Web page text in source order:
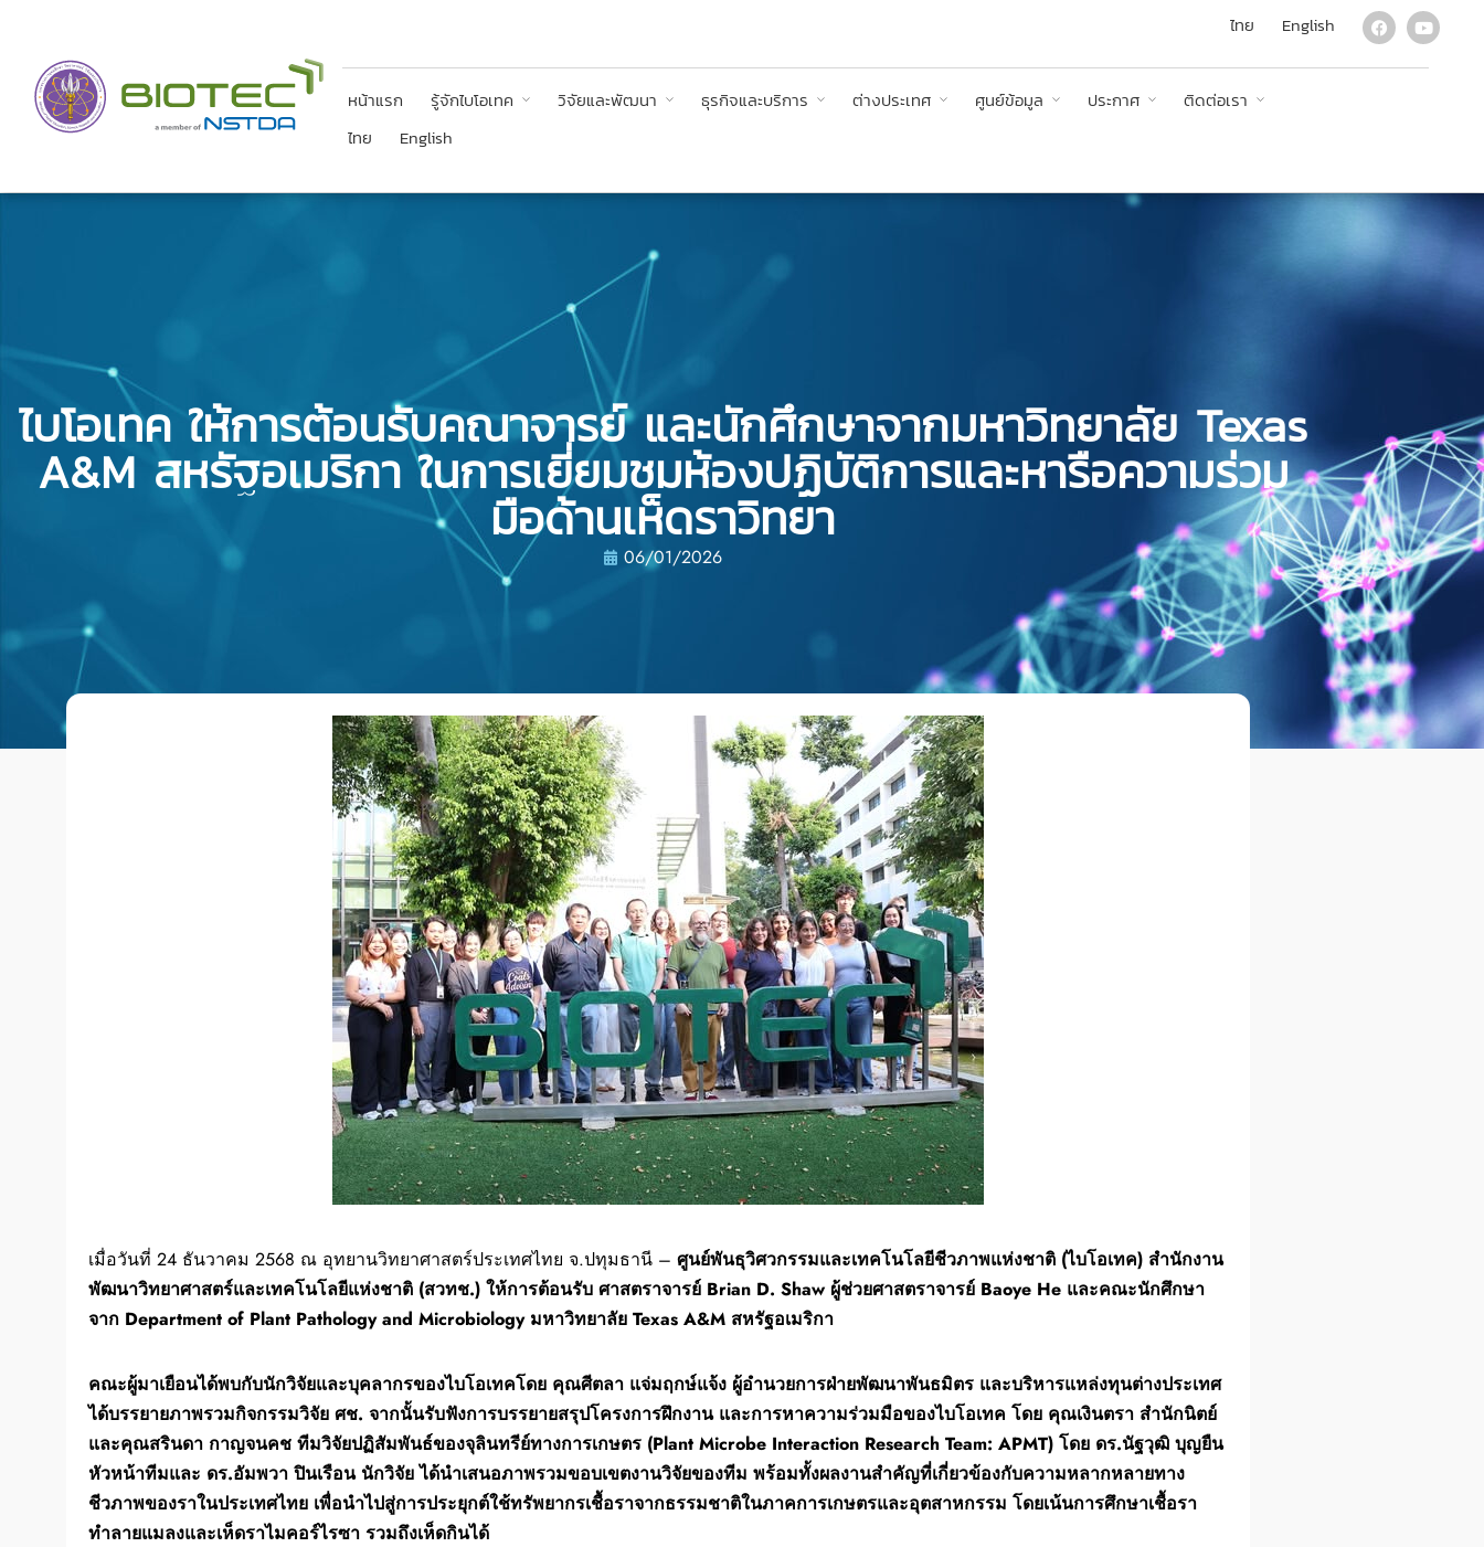
ไทย English
หน้าแรก รู้จักไบโอเทค วิจัยและพัฒนา ธุรกิจและบริการ ต่างประเทศ ศูนย์ข้อมูล ประกาศ
ติดต่อเรา
ไทย
English
ไบโอเทค ให้การต้อนรับคณาจารย์ และนักศึกษาจากมหาวิทยาลัย Texas
A&M สหรัฐอเมริกา ในการเยี่ยมชมห้องปฏิบัติการและหารือความร่วม
มือด้านเห็ดราวิทยา
06/01/2026
เมื่อวันที่ 24 ธันวาคม 2568 ณ อุทยานวิทยาศาสตร์ประเทศไทย จ.ปทุมธานี – ศูนย์พันธุวิศวกรรมและเทคโนโลยีชีวภาพแห่งชาติ (ไบโอเทค) สำนักงาน
พัฒนาวิทยาศาสตร์และเทคโนโลยีแห่งชาติ (สวทช.) ให้การต้อนรับ ศาสตราจารย์ Brian D. Shaw ผู้ช่วยศาสตราจารย์ Baoye He และคณะนักศึกษา
จาก Department of Plant Pathology and Microbiology มหาวิทยาลัย Texas A&M สหรัฐอเมริกา
คณะผู้มาเยือนได้พบกับนักวิจัยและบุคลากรของไบโอเทคโดย คุณศีตลา แจ่มฤกษ์แจ้ง ผู้อำนวยการฝ่ายพัฒนาพันธมิตร และบริหารแหล่งทุนต่างประเทศ
ได้บรรยายภาพรวมกิจกรรมวิจัย ศช. จากนั้นรับฟังการบรรยายสรุปโครงการฝึกงาน และการหาความร่วมมือของไบโอเทค โดย คุณเงินตรา สำนักนิตย์
และคุณสรินดา กาญจนคช ทีมวิจัยปฏิสัมพันธ์ของจุลินทรีย์ทางการเกษตร (Plant Microbe Interaction Research Team: APMT) โดย ดร.นัฐวุฒิ บุญยืน
หัวหน้าทีมและ ดร.อัมพวา ปินเรือน นักวิจัย ได้นำเสนอภาพรวมขอบเขตงานวิจัยของทีม พร้อมทั้งผลงานสำคัญที่เกี่ยวข้องกับความหลากหลายทาง
ชีวภาพของราในประเทศไทย เพื่อนำไปสู่การประยุกต์ใช้ทรัพยากรเชื้อราจากธรรมชาติในภาคการเกษตรและอุตสาหกรรม โดยเน้นการศึกษาเชื้อรา
ทำลายแมลงและเห็ดราไมคอร์ไรซา รวมถึงเห็ดกินได้